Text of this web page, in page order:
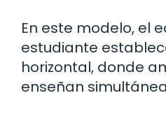
En este modelo, el
estudiante
horizontal, donde
enseñan